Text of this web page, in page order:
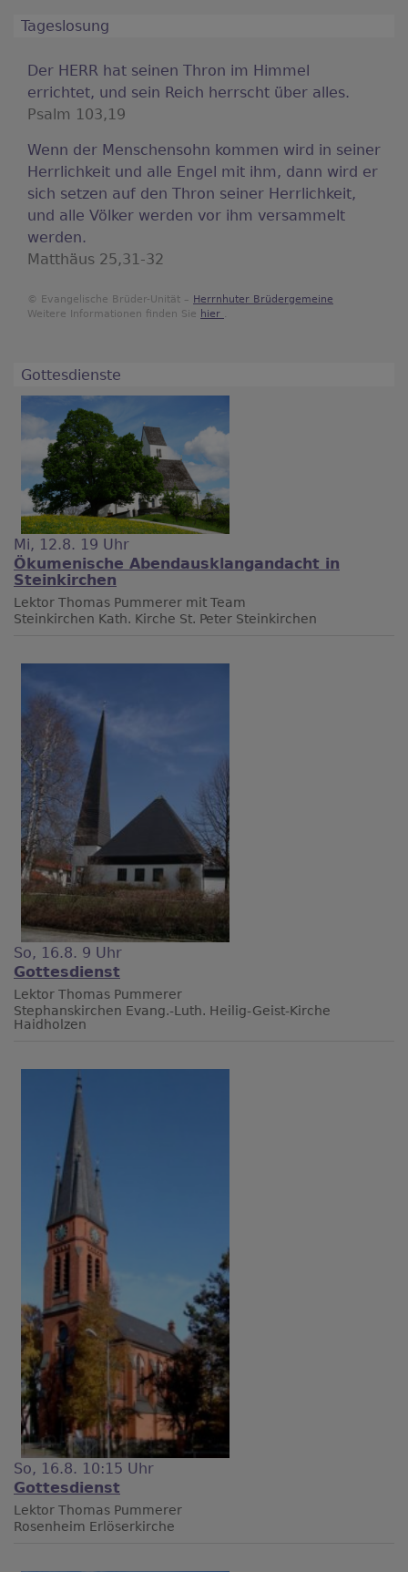
Tageslosung
Der HERR hat seinen Thron im Himmel
errichtet, und sein Reich herrscht über alles.
Psalm 103,19
Wenn der Menschensohn kommen wird in seiner
Herrlichkeit und alle Engel mit ihm, dann wird er
sich setzen auf den Thron seiner Herrlichkeit,
und alle Völker werden vor ihm versammelt
werden.
Matthäus 25,31-32
© Evangelische Brüder-Unität – Herrnhuter Brüdergemeine
Weitere Informationen finden Sie hier .
Gottesdienste
Mi, 12.8. 19 Uhr
Ökumenische Abendausklangandacht in
Steinkirchen
Lektor Thomas Pummerer mit Team
Steinkirchen Kath. Kirche St. Peter Steinkirchen
So, 16.8. 9 Uhr
Gottesdienst
Lektor Thomas Pummerer
Stephanskirchen Evang.-Luth. Heilig-Geist-Kirche
Haidholzen
So, 16.8. 10:15 Uhr
Gottesdienst
Lektor Thomas Pummerer
Rosenheim Erlöserkirche